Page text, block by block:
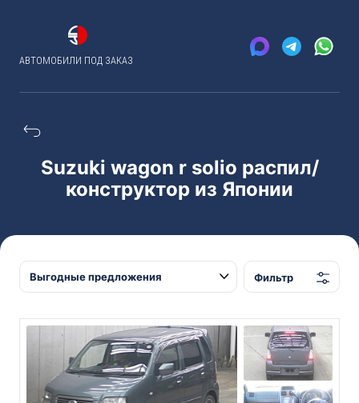
АВТОМОБИЛИ ПОД ЗАКАЗ
Suzuki wagon r solio распил/
конструктор из Японии
Фильтр